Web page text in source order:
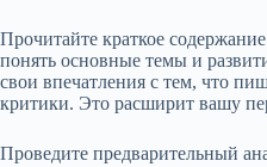
Прочитайте краткое
понять основные темы и
свои впечатления с тем, что
критики. Это расширит вашу
Проведите предварительный